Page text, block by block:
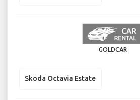
GOLDCAR
Skoda Octavia Estate